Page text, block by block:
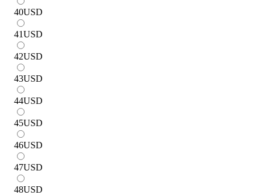
40USD
41USD
42USD
43USD
44USD
45USD
46USD
47USD
48USD